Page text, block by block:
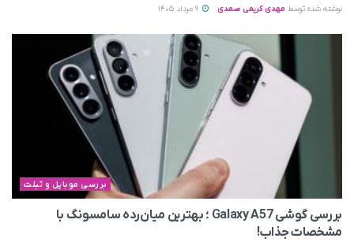
نوشته شده توسط مهدی کریمی صمدی
بررسی موبایل و تبلت
بررسی گوشی Galaxy A57 ؛ بهترین میان‌رده سامسونگ با
مشخصات جذاب!